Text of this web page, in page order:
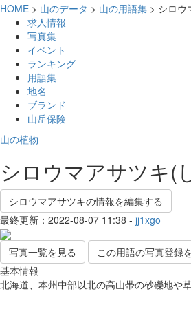
HOME > 山のデータ > 山の用語集 > シロウ
求人情報
写真集
イベント
ランキング
用語集
地名
ブランド
山岳保険
山の植物
シロウマアサツキ(
シロウマアサツキの情報を編集する
最終更新：2022-08-07 11:38 - jj1xgo
写真一覧を見る
この用語の写真登録
基本情報
北海道、本州中部以北の高山帯の砂礫地や